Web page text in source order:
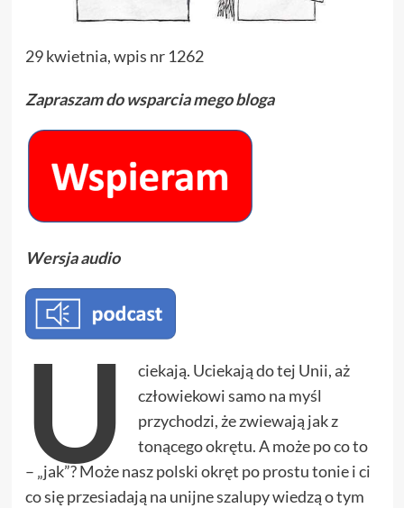
29 kwietnia, wpis nr 1262
Zapraszam do wsparcia mego bloga
Wersja audio
U
ciekają. Uciekają do tej Unii, aż
człowiekowi samo na myśl
przychodzi, że zwiewają jak z
tonącego okrętu. A może po co to
– „jak”? Może nasz polski okręt po prostu tonie i ci
co się przesiadają na unijne szalupy wiedzą o tym